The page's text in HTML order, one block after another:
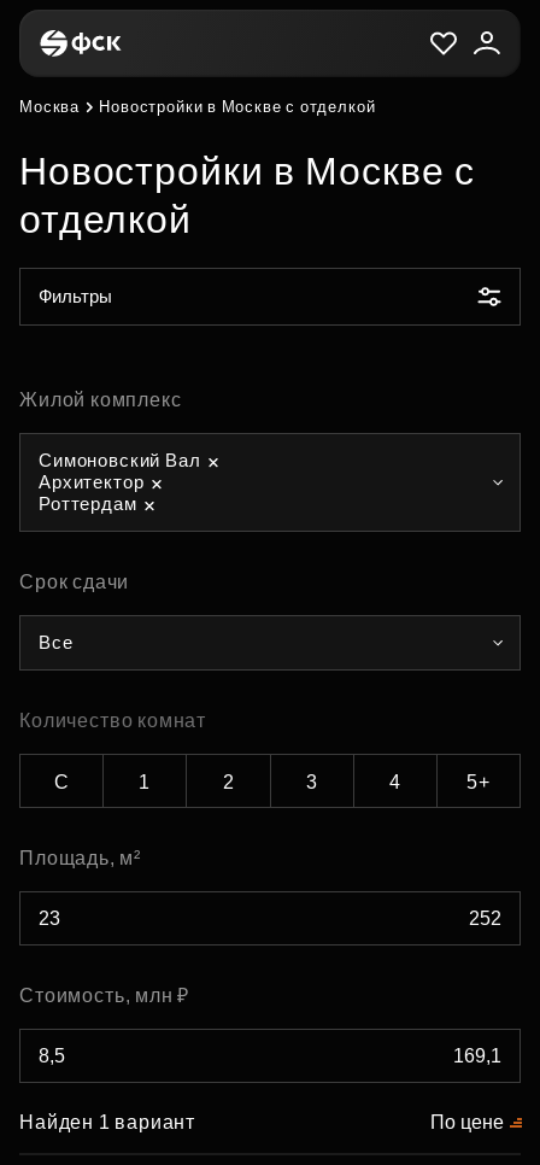
Москва Новостройки в Москве с отделкой
Новостройки в Москве с
отделкой
Фильтры
Жилой комплекс
Симоновский Вал
Архитектор
Роттердам
Срок сдачи
Все
Количество комнат
С 1 2 3 4 5+
Площадь, м²
Стоимость, млн ₽
Найден 1 вариант По цене